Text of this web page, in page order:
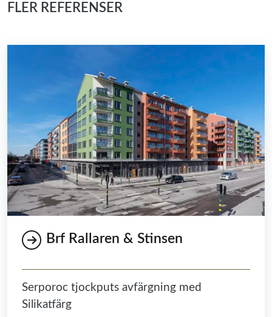
FLER REFERENSER
Brf Rallaren & Stinsen
Serporoc tjockputs avfärgning med
Silikatfärg